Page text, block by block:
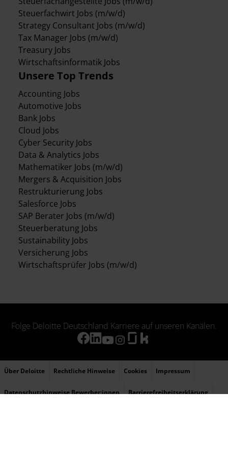
Unsere Top Trends
Accounting Jobs
Automotive Jobs
Bank Jobs
Cloud Jobs
Cyber Security Jobs
Data & Analytics Jobs
Mathematiker Jobs (m/w/d)
Mergers & Acquisition Jobs
Restrukturierung Jobs
Salesforce Jobs
SAP Berater Jobs (m/w/d)
Steuerberatung Jobs
Sustainability Jobs
Versicherung Jobs
Wirtschaftsprüfer Jobs (m/w/d)
Steuerfachwirt Jobs (m/w/d)
Strategy Consultant Jobs (m/w/d)
Tax Manager Jobs (m/w/d)
Treasury Jobs
Wirtschaftsinformatik Jobs
Folge Deloitte Deutschland Karriere auf unseren Kanälen.
Über Deloitte Rechtliche Hinweise Cookies Impressum
Datenschutzhinweise Bewerber:innen Barrierefreiheitserklärung